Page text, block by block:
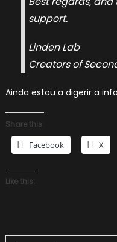
support.
Linden Lab
Creators of
Ainda estou a digerir a
Share this:
Facebook X
Like this: